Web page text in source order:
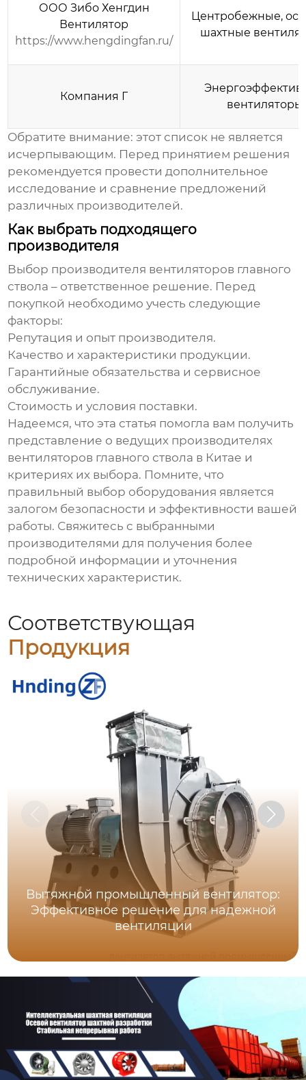
ООО Зибо Хенгдин
Вентилятор
https://www.hengdingfan.ru/
Центробежные,
шахтные
Компания Г
вентиляторы
Обратите внимание: этот список не является
исчерпывающим. Перед принятием решения
рекомендуется провести дополнительное
исследование и сравнение предложений
различных производителей.
Как выбрать подходящего
производителя
Выбор производителя вентиляторов главного
ствола – ответственное решение. Перед
покупкой необходимо учесть следующие
факторы:
Репутация и опыт производителя.
Качество и характеристики продукции.
Гарантийные обязательства и сервисное
обслуживание.
Стоимость и условия поставки.
Надеемся, что эта статья помогла вам получить
представление о ведущих производителях
вентиляторов главного ствола в Китае и
критериях их выбора. Помните, что
правильный выбор оборудования является
залогом безопасности и эффективности вашей
работы. Свяжитесь с выбранными
производителями для получения более
подробной информации и уточнения
технических характеристик.
Соответствующая
Продукция
Вытяжной промышленный вентилятор:
Эффективное решение для надежной
вентиляции